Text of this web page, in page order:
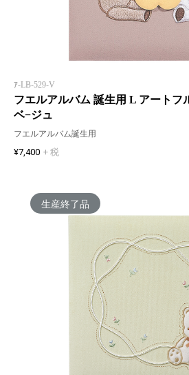
ｱ-LB-529-V
フエルアルバム 誕生用 L アートフ
ベ−ジュ
フエルアルバム誕生用
¥7,400 + 税
生産終了品